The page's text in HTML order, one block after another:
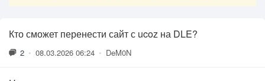
Кто сможет перенести сайт с ucoz на DLE?
2 • 08.03.2026 06:24 • DeM0N